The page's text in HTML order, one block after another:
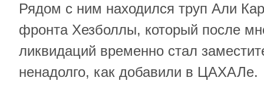
Рядом с ним находился труп Али
фронта Хезболлы, который после
ликвидаций временно стал
ненадолго, как добавили в